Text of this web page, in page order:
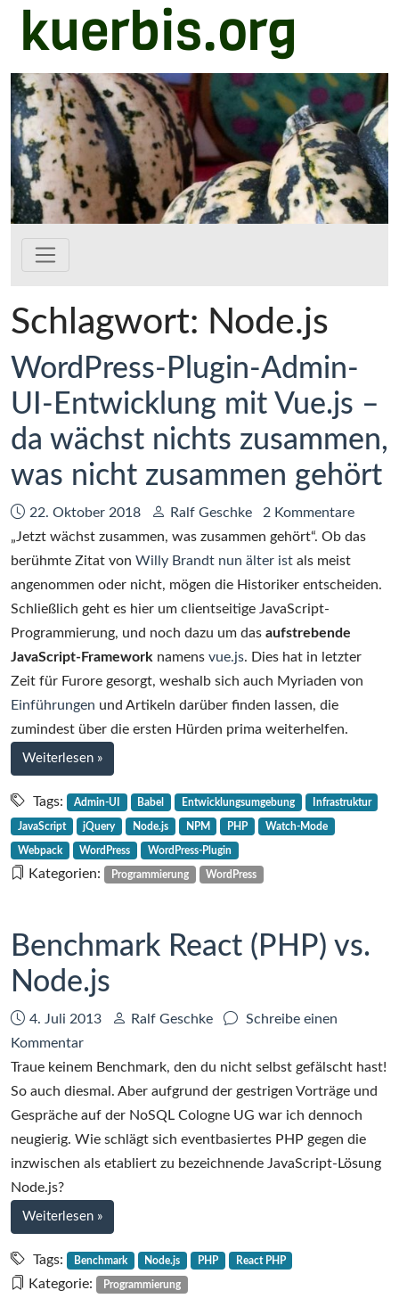
Zum Hauptinhalt springen
kuerbis.org
Schlagwort: Node.js
WordPress-Plugin-Admin-
UI-Entwicklung mit Vue.js –
da wächst nichts zusammen,
was nicht zusammen gehört
Datum:
22. Oktober 2018 Autor:
Ralf Geschke
2 Kommentare
„Jetzt wächst zusammen, was zusammen gehört“. Ob das
berühmte Zitat von Willy Brandt nun älter ist als meist
angenommen oder nicht, mögen die Historiker entscheiden.
Schließlich geht es hier um clientseitige JavaScript-
Programmierung, und noch dazu um das aufstrebende
JavaScript-Framework namens vue.js. Dies hat in letzter
Zeit für Furore gesorgt, weshalb sich auch Myriaden von
Einführungen und Artikeln darüber finden lassen, die
zumindest über die ersten Hürden prima weiterhelfen.
Weiterlesen bei
WordPress-
Plugin-
Admin-
UI-
Entwicklung
mit
nichts
zusammen,
gehört
»
Tags: Admin-UI Babel Entwicklungsumgebung Infrastruktur
JavaScript jQuery Node.js NPM PHP Watch-Mode
Webpack WordPress WordPress-Plugin
Kategorien: Programmierung WordPress
Benchmark React (PHP) vs.
Node.js
Datum:
4. Juli 2013 Autor:
Ralf Geschke
Schreibe einen
Kommentarzu
Benchmark
React
(PHP)
vs.
Node.js
Traue keinem Benchmark, den du nicht selbst gefälscht hast!
So auch diesmal. Aber aufgrund der gestrigen Vorträge und
Gespräche auf der NoSQL Cologne UG war ich dennoch
neugierig. Wie schlägt sich eventbasiertes PHP gegen die
inzwischen als etabliert zu bezeichnende JavaScript-Lösung
Node.js?
Weiterlesen bei
Benchmark
React
(PHP)
»
Tags: Benchmark Node.js PHP React PHP
Kategorie: Programmierung